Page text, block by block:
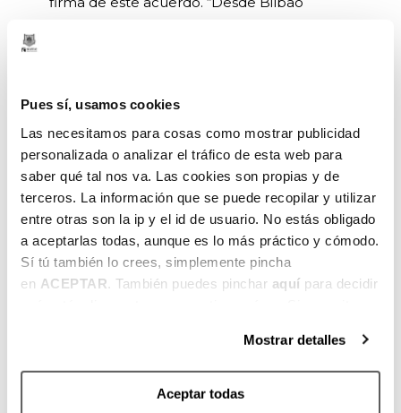
Pues sí, usamos cookies
Las necesitamos para cosas como mostrar publicidad
personalizada o analizar el tráfico de esta web para
saber qué tal nos va. Las cookies son propias y de
terceros. La información que se puede recopilar y utilizar
entre otras son la ip y el id de usuario. No estás obligado
a aceptarlas todas, aunque es lo más práctico y cómodo.
Sí tú también lo crees, simplemente pincha
en ACEPTAR . También puedes pinchar aquí para decidir
Mostrar detalles
Aceptar todas
material deportivo nos ayudará a llegar a dar
el 100% en la cancha.
Tomás Cano, CEO de Fitness Deluxe, por su
parte, ha querido mostrar su satisfacción
con la firma de este acuerdo “para FDL la
firma de este acuerdo supone una alianza
estratégica con un club de sólida trayectoria
profesional y siempre fiel a los valores del
por los valores que el deporte genera y que
personal y social, afán de superación,
perseverancia y trabajo en equipo. Valores